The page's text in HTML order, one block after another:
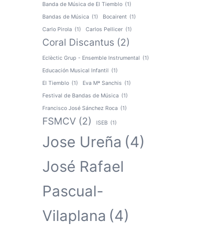
Banda de Música de El Tiemblo (1)
Bandas de Música (1) Bocairent (1)
Carlo Pirola (1) Carlos Pellicer (1)
Coral Discantus (2)
Eclèctic Grup - Ensemble Instrumental (1)
Educación Musical Infantil (1)
El Tiemblo (1) Eva Mª Sanchis (1)
Festival de Bandas de Música (1)
Francisco José Sánchez Roca (1)
FSMCV (2) ISEB (1)
Jose Ureña (4)
José Rafael
Pascual-
Vilaplana (4)